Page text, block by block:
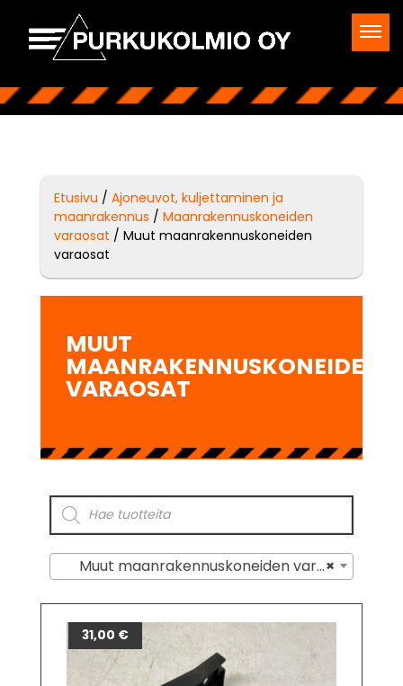
Etusivu / Ajoneuvot, kuljettaminen ja
maanrakennus / Maanrakennuskoneiden
varaosat / Muut maanrakennuskoneiden
varaosat
MUUT
MAANRAKENNUSKONEIDEN
VARAOSAT
×
Muut maanrakennuskoneiden varaosat
31,00 €